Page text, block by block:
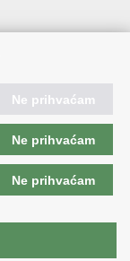
Ne prihvaćam
Ne prihvaćam
Ne prihvaćam